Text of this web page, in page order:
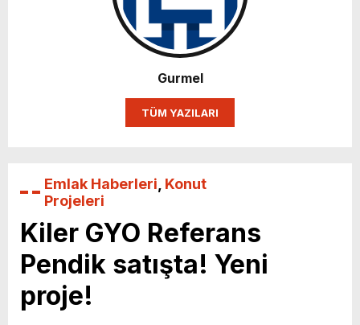
Karın yüzde 25’i Gazzeye Bağışlıyoruz
Sizlerin desteği ile…
Gurmel
TÜM YAZILARI
Emlak Haberleri Konut
Projeleri
Kiler GYO Referans
Pendik satışta! Yeni
proje!